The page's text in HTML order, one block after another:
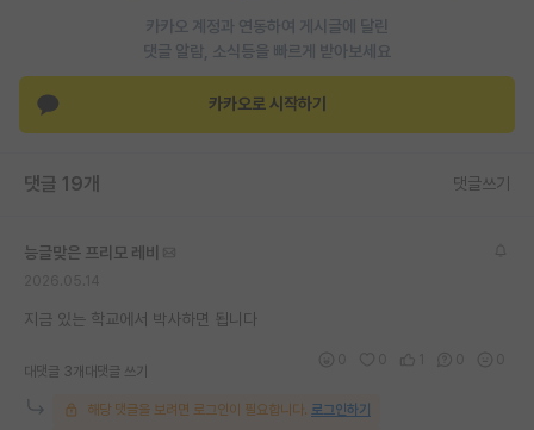
카카오 계정과 연동하여 게시글에 달린
댓글 알람, 소식등을 빠르게 받아보세요
카카오로 시작하기
댓글 19개 댓글쓰기
능글맞은 프리모 레비
지금 있는 학교에서 박사하면 됩니다
대댓글 3개 대댓글 쓰기
해당 댓글을 보려면 로그인이 필요합니다. 로그인하기